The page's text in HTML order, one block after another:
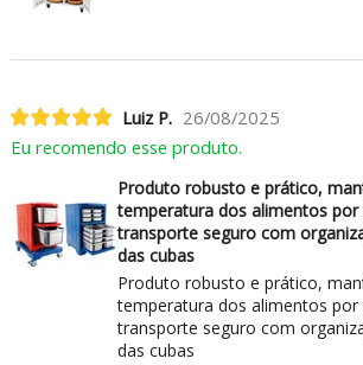
Luiz P. 26/08/2025
Eu recomendo esse produto.
Produto robusto e prático,
temperatura dos alimentos
transporte seguro com
das cubas
Produto robusto e prático,
temperatura dos alimentos por
transporte seguro com
das cubas